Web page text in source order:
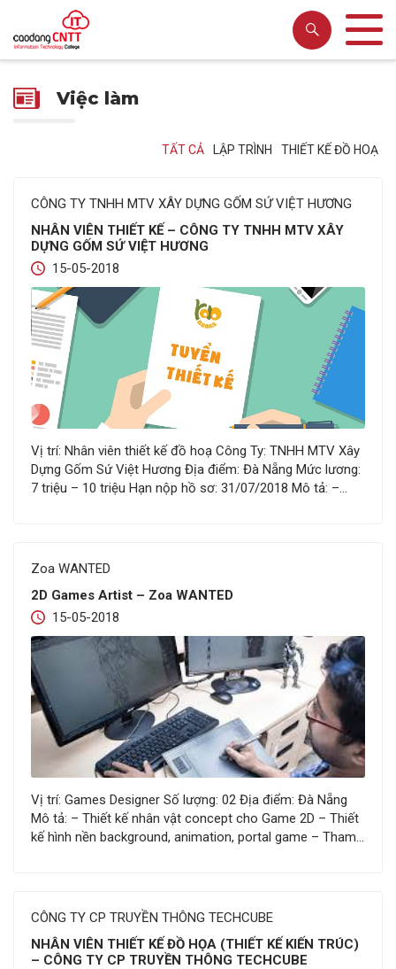
Việc làm
TẤT CẢ LẬP TRÌNH THIẾT KẾ ĐỒ HOẠ
CÔNG TY TNHH MTV XÂY DỰNG GỐM SỨ VIỆT HƯƠNG
NHÂN VIÊN THIẾT KẾ – CÔNG TY TNHH MTV XÂY
DỰNG GỐM SỨ VIỆT HƯƠNG
15-05-2018
Vị trí: Nhân viên thiết kế đồ hoạ Công Ty: TNHH MTV Xây
Dựng Gốm Sứ Việt Hương Địa điểm: Đà Nẵng Mức lương:
7 triệu – 10 triệu Hạn nộp hồ sơ: 31/07/2018 Mô tả: –
Zoa WANTED
2D Games Artist – Zoa WANTED
15-05-2018
Vị trí: Games Designer Số lượng: 02 Địa điểm: Đà Nẵng
Mô tả: – Thiết kế nhân vật concept cho Game 2D – Thiết
kế hình nền background, animation, portal game – Tham
CÔNG TY CP TRUYỀN THÔNG TECHCUBE
NHÂN VIÊN THIẾT KẾ ĐỒ HỌA (THIẾT KẾ KIẾN TRÚC)
– CÔNG TY CP TRUYỀN THÔNG TECHCUBE